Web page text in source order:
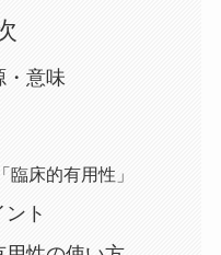
・意味
臨床的有用性」
ト